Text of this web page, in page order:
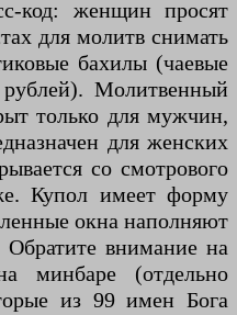
код: женщин просят
для молитв снимать
бахилы (чаевые
Молитвенный
только для мужчин,
для женских
со смотрового
Купол имеет форму
окна наполняют
внимание на
минбаре (отдельно
из 99 имен Бога